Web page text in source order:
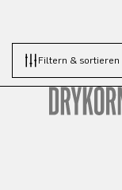
Filtern & sortieren